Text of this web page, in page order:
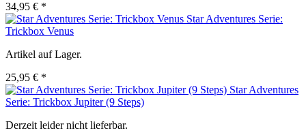
34,95 € *
Star Adventures Serie:
Trickbox Venus
Artikel auf Lager.
25,95 € *
Star Adventures
Serie: Trickbox Jupiter (9 Steps)
Derzeit leider nicht lieferbar.